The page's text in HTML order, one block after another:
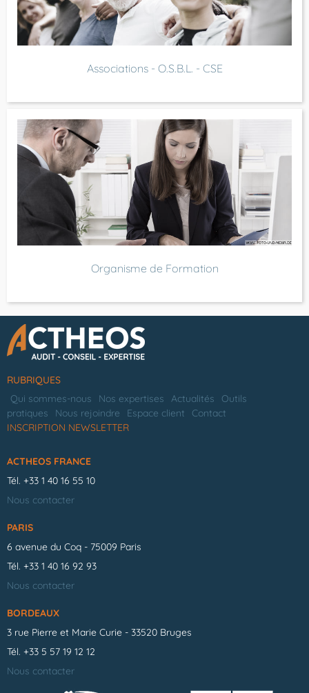
Associations - O.S.B.L. - CSE
Organisme de Formation
RUBRIQUES
Qui sommes-nous
Nos expertises Actualités
Outils
pratiques
Nous rejoindre Espace client
Contact
INSCRIPTION NEWSLETTER
ACTHEOS FRANCE
Tél. +33 1 40 16 55 10
Nous contacter
PARIS
6 avenue du Coq - 75009 Paris
Tél. +33 1 40 16 92 93
Nous contacter
BORDEAUX
3 rue Pierre et Marie Curie - 33520 Bruges
Tél. +33 5 57 19 12 12
Nous contacter